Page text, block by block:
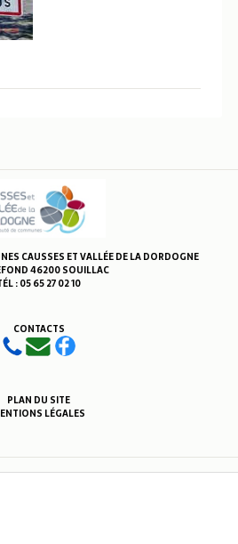
CAUSSES ET VALLÉE DE LA DORDOGNE
46200 SOUILLAC
: 05 65 27 02 10
CONTACTS
PLAN DU SITE
LÉGALES